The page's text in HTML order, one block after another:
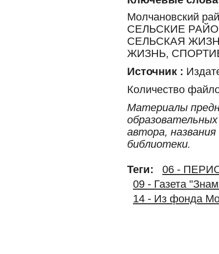
Молчановский
СЕЛЬСКИЕ
СЕЛЬСКАЯ
ЖИЗНЬ,
Источник :
Количество
Материалы
автора,
библиотеки.
Теги:
06 -
09 - Газета
14 - Из фонда